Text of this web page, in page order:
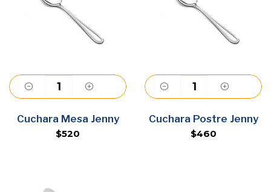
Agregar
Cuchara Mesa Jenny
$520
Agregar
Cuchara Postre Jenny
$460